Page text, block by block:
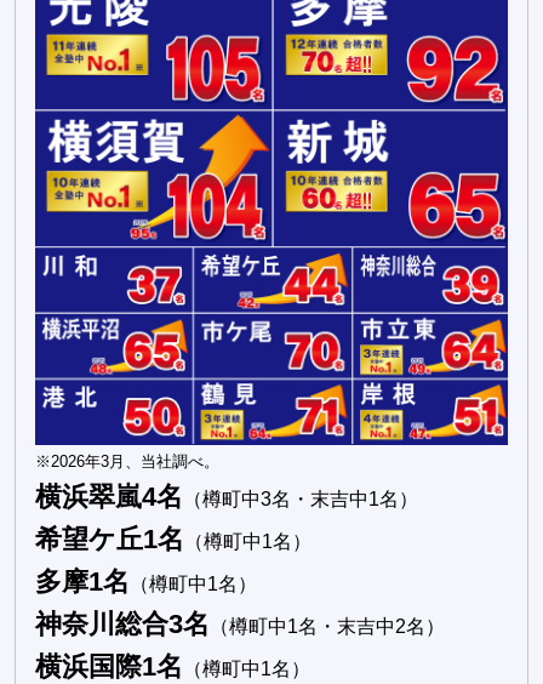
※2026年3月、当社調べ。
横浜翠嵐4名 （樽町中3名・末吉中1名）
希望ケ丘1名 （樽町中1名）
多摩1名 （樽町中1名）
神奈川総合3名 （樽町中1名・末吉中2名）
横浜国際1名 （樽町中1名）